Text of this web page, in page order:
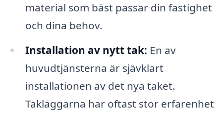
material som bäst passar din fastighet
och dina behov.
Installation av nytt tak: En av
huvudtjänsterna är sjävklart
installationen av det nya taket.
Takläggarna har oftast stor erfarenhet